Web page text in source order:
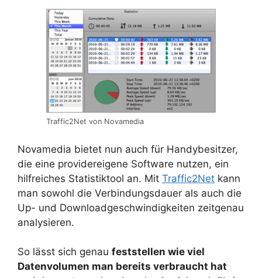
Traffic2Net von Novamedia
Novamedia bietet nun auch für Handybesitzer,
die eine providereigene Software nutzen, ein
hilfreiches Statistiktool an. Mit Traffic2Net kann
man sowohl die Verbindungsdauer als auch die
Up- und Downloadgeschwindigkeiten zeitgenau
analysieren.
So lässt sich genau feststellen wie viel
Datenvolumen man bereits verbraucht hat